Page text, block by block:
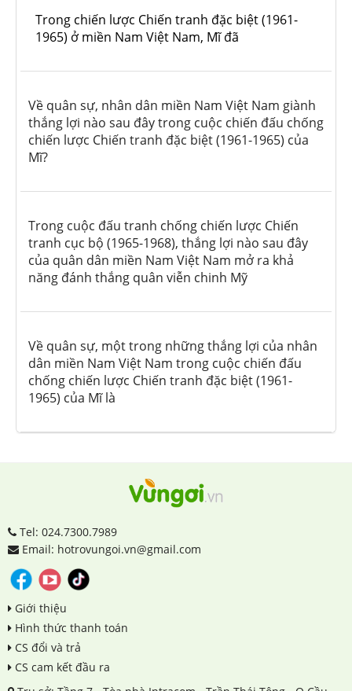
Trong chiến lược Chiến tranh đặc biệt (1961-
1965) ở miền Nam Việt Nam, Mĩ đã
Về quân sự, nhân dân miền Nam Việt Nam giành
thắng lợi nào sau đây trong cuộc chiến đấu chống
chiến lược Chiến tranh đặc biệt (1961-1965) của
Mĩ?
Trong cuộc đấu tranh chống chiến lược Chiến
tranh cục bộ (1965-1968), thắng lợi nào sau đây
của quân dân miền Nam Việt Nam mở ra khả
năng đánh thắng quân viễn chinh Mỹ
Về quân sự, một trong những thắng lợi của nhân
dân miền Nam Việt Nam trong cuộc chiến đấu
chống chiến lược Chiến tranh đặc biệt (1961-
1965) của Mĩ là
Tel: 024.7300.7989
Email: hotrovungoi.vn@gmail.com
Giới thiệu
Hình thức thanh toán
CS đổi và trả
CS cam kết đầu ra